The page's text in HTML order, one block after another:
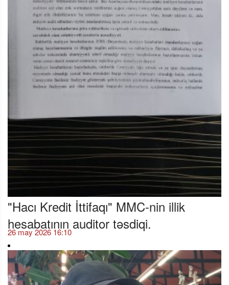
"Hacı Kredit İttifaqı" MMC-nin illik
hesabatının auditor təsdiqi.
26 may 2026 16:10